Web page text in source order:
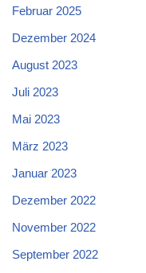
Februar 2025
Dezember 2024
August 2023
Juli 2023
Mai 2023
März 2023
Januar 2023
Dezember 2022
November 2022
September 2022